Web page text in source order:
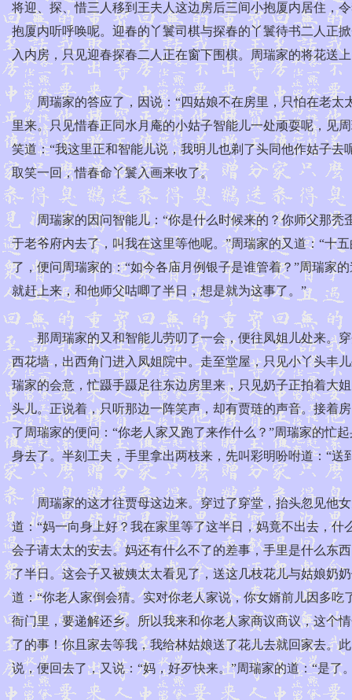
将迎、探、惜三人移到王夫人这边房后三间小抱厦内居住，
抱厦内听呼唤呢。迎春的丫鬟司棋与探春的丫鬟待书二人正
入内房，只见迎春探春二人正在窗下围棋。周瑞家的将花送
周瑞家的答应了，因说：“四姑娘不在房里，只怕在老太
里来。只见惜春正同水月庵的小姑子智能儿一处顽耍呢，见
笑道：“我这里正和智能儿说，我明儿也剃了头同他作姑子
取笑一回，惜春命丫鬟入画来收了。
周瑞家的因问智能儿：“你是什么时候来的？你师父那秃
于老爷府内去了，叫我在这里等他呢。”周瑞家的又道：“十
了，便问周瑞家的：“如今各庙月例银子是谁管着？”周瑞家
就赶上来，和他师父咕唧了半日，想是就为这事了。”
那周瑞家的又和智能儿劳叨了一会，便往凤姐儿处来。穿
西花墙，出西角门进入凤姐院中。走至堂屋，只见小丫头丰
瑞家的会意，忙蹑手蹑足往东边房里来，只见奶子正拍着大
头儿。正说着，只听那边一阵笑声，却有贾琏的声音。接着
了周瑞家的便问：“你老人家又跑了来作什么？”周瑞家的忙
身去了。半刻工夫，手里拿出两枝来，先叫彩明吩咐道：“
周瑞家的这才往贾母这边来。穿过了穿堂，抬头忽见他女
道：“妈一向身上好？我在家里等了这半日，妈竟不出去，
会子请太太的安去。妈还有什么不了的差事，手里是什么东
了半日。这会子又被姨太太看见了，送这几枝花儿与姑娘奶
道：“你老人家倒会猜。实对你老人家说，你女婿前儿因多
衙门里，要递解还乡。所以我来和你老人家商议商议，这个
了的事！你且家去等我，我给林姑娘送了花儿去就回家去。
说，便回去了，又说：“妈，好歹快来。”周瑞家的道：“是